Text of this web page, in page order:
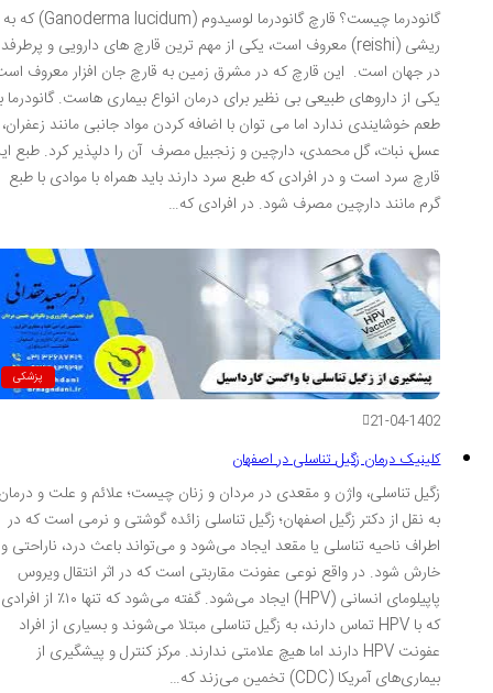
گانودرما چیست؟ قارچ گانودرما لوسیدوم (Ganoderma lucidum) که به
ریشی (reishi) معروف است، یکی از مهم ترین قارچ های دارویی و پرطرفدار
در جهان است. این قارچ که در مشرق زمین به قارچ جان افزار معروف است،
یکی از داروهای طبیعی بی نظیر برای درمان انواع بیماری هاست. گانودرما بو
طعم خوشایندی ندارد اما می توان با اضافه کردن مواد جانبی مانند زعفران،
عسل، نبات، گل محمدی، دارچین و زنجبیل مصرف آن را دلپذیر کرد. طبع این
قارچ سرد است و در افرادی که طبع سرد دارند باید همراه با موادی با طبع
گرم مانند دارچین مصرف شود. در افرادی که…
پزشکی
21-04-1402
کلینیک درمان زگیل تناسلی در اصفهان
زگیل تناسلی، واژن و مقعدی در مردان و زنان چیست؛ علائم و علت و درمان
به نقل از دکتر زگیل اصفهان؛ زگیل تناسلی زائده‌ گوشتی و نرمی است که در
اطراف ناحیه تناسلی یا مقعد ایجاد می‌شود و می‌تواند باعث درد، ناراحتی و
خارش شود. در واقع نوعی عفونت مقاربتی است که در اثر انتقال ویروس
پاپیلومای انسانی (HPV) ایجاد می‌شود. گفته می‌شود که تنها ۱۰٪ از افرادی
که با HPV تماس دارند، به زگیل تناسلی مبتلا می‌شوند و بسیاری از افراد
عفونت HPV دارند اما هیچ علامتی ندارند. مرکز کنترل و پیشگیری از
بیماری‌های آمریکا (CDC) تخمین می‌زند که…